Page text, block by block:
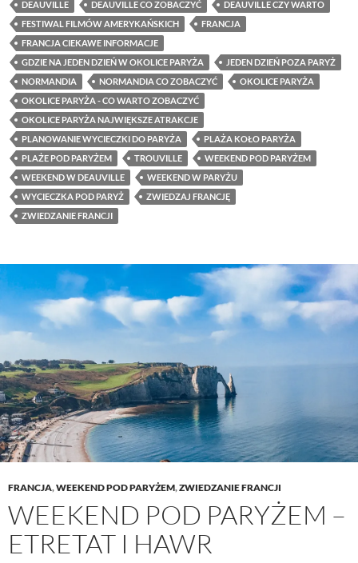
DEAUVILLE DEAUVILLE CO ZOBACZYĆ
DEAUVILLE CZY WARTO
FESTIWAL FILMÓW AMERYKAŃSKICH
FRANCJA
FRANCJA CIEKAWE INFORMACJE
GDZIE NA JEDEN DZIEŃ W OKOLICE PARYŻA
JEDEN DZIEŃ POZA PARYŻ
NORMANDIA
NORMANDIA CO ZOBACZYĆ
OKOLICE PARYŻA
OKOLICE PARYŻA - CO WARTO ZOBACZYĆ
OKOLICE PARYŻA NAJWIĘKSZE ATRAKCJE
PLANOWANIE WYCIECZKI DO PARYŻA
PLAŻA KOŁO PARYŻA
PLAŻE POD PARYŻEM
TROUVILLE
WEEKEND POD PARYŻEM
WEEKEND W DEAUVILLE
WEEKEND W PARYŻU
WYCIECZKA POD PARYŻ
ZWIEDZAJ FRANCJĘ
ZWIEDZANIE FRANCJI
FRANCJA,WEEKEND POD PARYŻEM,ZWIEDZANIE FRANCJI
WEEKEND POD PARYŻEM –
ETRETAT I HAWR